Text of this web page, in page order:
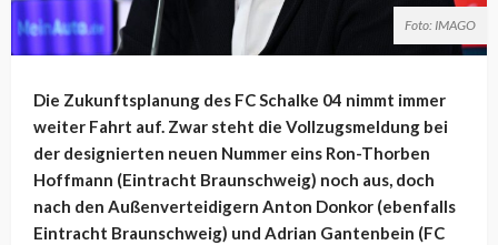
Foto: IMAGO
Die Zukunftsplanung des FC Schalke 04 nimmt immer
weiter Fahrt auf. Zwar steht die Vollzugsmeldung bei
der designierten neuen Nummer eins Ron-Thorben
Hoffmann (Eintracht Braunschweig) noch aus, doch
nach den Außenverteidigern Anton Donkor (ebenfalls
Eintracht Braunschweig) und Adrian Gantenbein (FC